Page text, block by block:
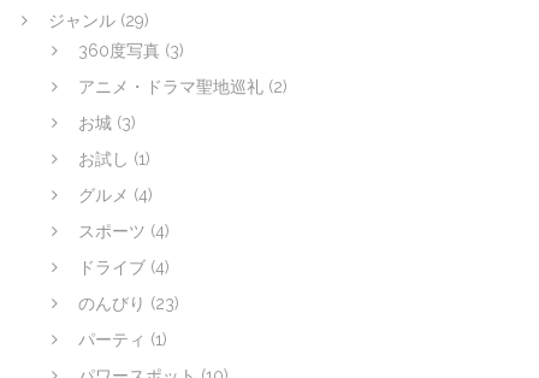
ジャンル (29)
360度写真 (3)
アニメ・ドラマ聖地巡礼 (2)
お城 (3)
お試し (1)
グルメ (4)
スポーツ (4)
ドライブ (4)
のんびり (23)
パーティ (1)